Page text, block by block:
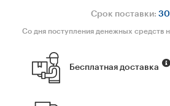
Срок поставки: 30
Со дня поступления денежных средств
Бесплатная доставка